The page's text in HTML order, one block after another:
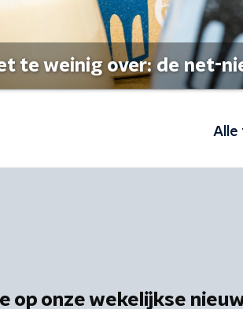
te weinig over: de net-
Alle
op onze wekelijkse